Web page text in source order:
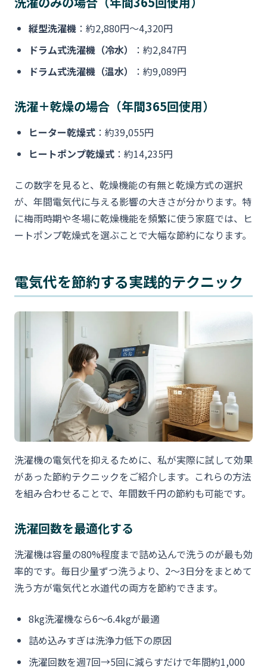
縦型洗濯機 ：約2,880円〜4,320円
ドラム式洗濯機（冷水）
：約2,847円
ドラム式洗濯機（温水）
：約9,089円
洗濯＋乾燥の場合（年間365回使用）
ヒーター乾燥式 ：約39,055円
ヒートポンプ乾燥式 ：約14,235円
この数字を見ると、乾燥機能の有無と乾燥方式の選択
が、年間電気代に与える影響の大きさが分かります。特
に梅雨時期や冬場に乾燥機能を頻繁に使う家庭では、ヒ
ートポンプ乾燥式を選ぶことで大幅な節約になります。
電気代を節約する実践的テクニック
洗濯機の電気代を抑えるために、私が実際に試して効果
があった節約テクニックをご紹介します。これらの方法
を組み合わせることで、年間数千円の節約も可能です。
洗濯回数を最適化する
洗濯機は容量の80%程度まで詰め込んで洗うのが最も効
率的です。毎日少量ずつ洗うより、2〜3日分をまとめて
洗う方が電気代と水道代の両方を節約できます。
8kg洗濯機なら6〜6.4kgが最適
詰め込みすぎは洗浄力低下の原因
洗濯回数を週7回→5回に減らすだけで年間約1,000